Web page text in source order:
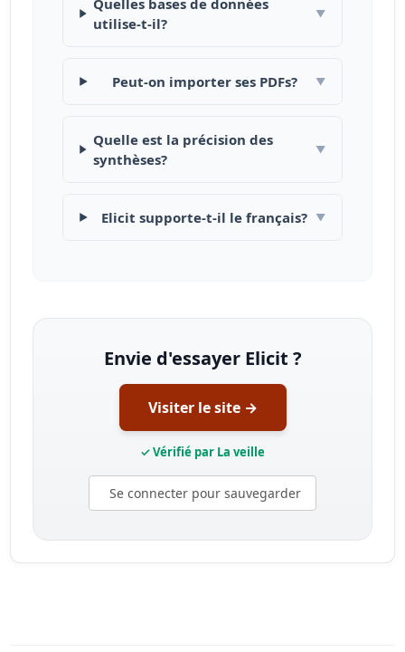
utilise-t-il?
▼
Peut-on importer ses PDFs? ▼
Quelle est la précision des
synthèses?
▼
Elicit supporte-t-il le français? ▼
Envie d'essayer Elicit ?
Visiter le site →
✓ Vérifié par La veille
Se connecter pour sauvegarder